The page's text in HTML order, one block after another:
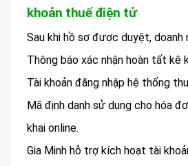
khoản thuế điện tử
Sau khi hồ sơ được duyệt, doanh
Thông báo xác nhận hoàn tất kê
Tài khoản đăng nhập hệ thống
Mã định danh sử dụng cho hóa
khai online.
Gia Minh hỗ trợ kích hoạt tài